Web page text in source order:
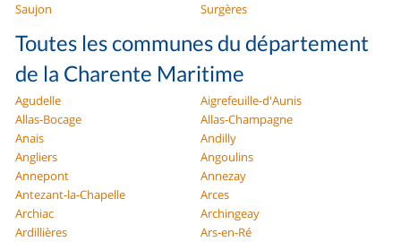
Saujon
Surgères
Toutes les communes du département
de la Charente Maritime
Agudelle
Aigrefeuille-d'Aunis
Allas-Bocage
Allas-Champagne
Anais
Andilly
Angliers
Angoulins
Annepont
Annezay
Antezant-la-Chapelle
Arces
Archiac
Archingeay
Ardillières
Ars-en-Ré